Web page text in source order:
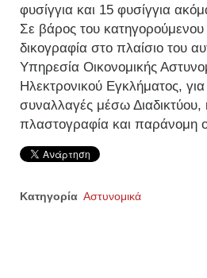
φυσίγγια και 15 φυσίγγια
Σε βάρος του κατηγορούμενου
δικογραφία στο πλαίσιο του
Υπηρεσία Οικονομικής
Ηλεκτρονικού Εγκλήματος,
συναλλαγές μέσω Διαδικτύου,
πλαστογραφία και παράνομη
Κατηγορία Αστυνομικά